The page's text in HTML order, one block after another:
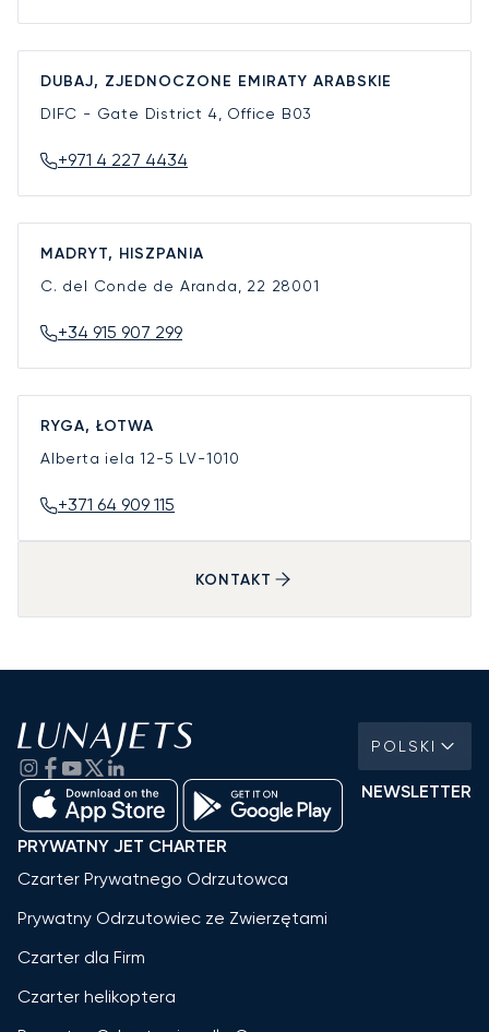
DUBAJ, ZJEDNOCZONE EMIRATY ARABSKIE
DIFC - Gate District 4, Office B03
+971 4 227 4434
MADRYT, HISZPANIA
C. del Conde de Aranda, 22 28001
+34 915 907 299
RYGA, ŁOTWA
Alberta iela 12-5 LV-1010
+371 64 909 115
KONTAKT
POLSKI
NEWSLETTER
PRYWATNY JET CHARTER
Czarter Prywatnego Odrzutowca
Prywatny Odrzutowiec ze Zwierzętami
Czarter dla Firm
Czarter helikoptera